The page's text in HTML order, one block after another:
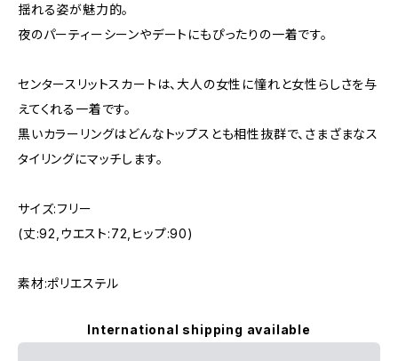
揺れる姿が魅力的。
夜のパーティーシーンやデートにもぴったりの一着です。
センタースリットスカートは、大人の女性に憧れと女性らしさを与
えてくれる一着です。
黒いカラーリングはどんなトップスとも相性抜群で、さまざまなス
タイリングにマッチします。
サイズ:フリー
(丈:92,ウエスト:72,ヒップ:90)
素材:ポリエステル
International shipping available